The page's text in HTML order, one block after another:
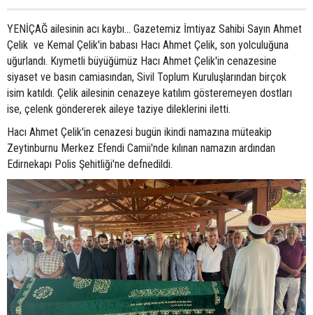
YENİÇAĞ ailesinin acı kaybı... Gazetemiz İmtiyaz Sahibi Sayın Ahmet
Çelik ve Kemal Çelik'in babası Hacı Ahmet Çelik, son yolculuğuna
uğurlandı. Kıymetli büyüğümüz Hacı Ahmet Çelik'in cenazesine
siyaset ve basın camiasından, Sivil Toplum Kuruluşlarından birçok
isim katıldı. Çelik ailesinin cenazeye katılım gösteremeyen dostları
ise, çelenk göndererek aileye taziye dileklerini iletti.
Hacı Ahmet Çelik'in cenazesi bugün ikindi namazına müteakip
Zeytinburnu Merkez Efendi Camii'nde kılınan namazın ardından
Edirnekapı Polis Şehitliği'ne defnedildi.